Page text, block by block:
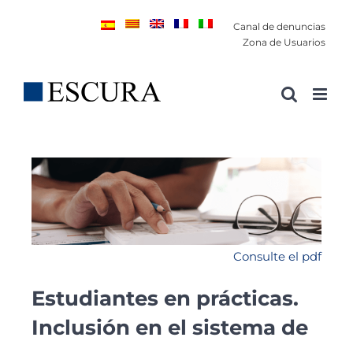
Canal de denuncias
Zona de Usuarios
Consulte el pdf
Estudiantes en prácticas.
Inclusión en el sistema de